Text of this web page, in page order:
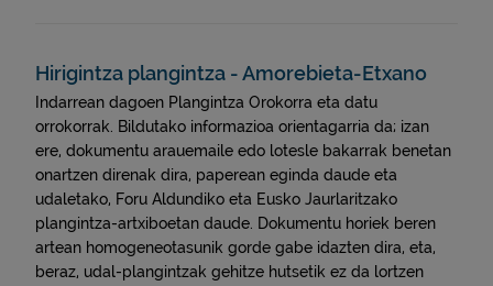
Hirigintza plangintza - Amorebieta-Etxano
Indarrean dagoen Plangintza Orokorra eta datu
orrokorrak. Bildutako informazioa orientagarria da; izan
ere, dokumentu arauemaile edo lotesle bakarrak benetan
onartzen direnak dira, paperean eginda daude eta
udaletako, Foru Aldundiko eta Eusko Jaurlaritzako
plangintza-artxiboetan daude. Dokumentu horiek beren
artean homogeneotasunik gorde gabe idazten dira, eta,
beraz, udal-plangintzak gehitze hutsetik ez da lortzen